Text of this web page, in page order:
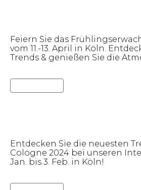
Feiern Sie das
vom 11.-13. April in Köln.
Trends & genießen Sie die
Entdecken Sie die neuesten
Cologne 2024 bei unseren
Jan. bis 3. Feb. in Köln!